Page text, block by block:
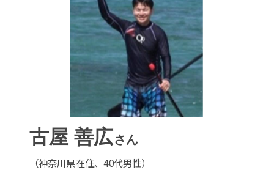
古屋 善広さん
（神奈川県在住、40代男性）